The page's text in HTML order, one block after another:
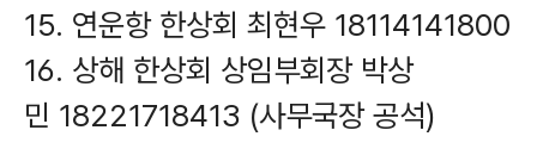
15. 연운항 한상회 최현우 18114141800
16. 상해 한상회 상임부회장 박상
민 18221718413 (사무국장 공석)